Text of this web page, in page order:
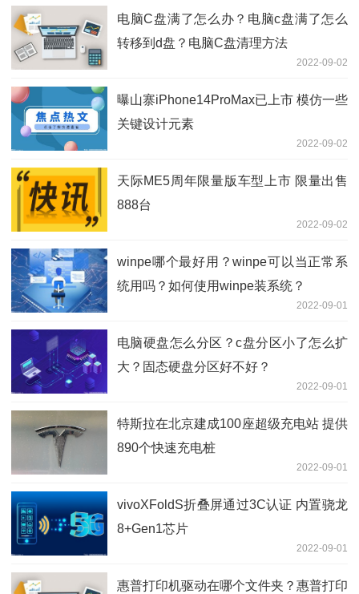
电脑C盘满了怎么办？电脑c盘满了怎么
转移到d盘？电脑C盘清理方法
2022-09-02
曝山寨iPhone14ProMax已上市 模仿一些
关键设计元素
2022-09-02
天际ME5周年限量版车型上市 限量出售
888台
2022-09-02
winpe哪个最好用？winpe可以当正常系
统用吗？如何使用winpe装系统？
2022-09-01
电脑硬盘怎么分区？c盘分区小了怎么扩
大？固态硬盘分区好不好？
2022-09-01
特斯拉在北京建成100座超级充电站 提供
890个快速充电桩
2022-09-01
vivoXFoldS折叠屏通过3C认证 内置骁龙
8+Gen1芯片
2022-09-01
惠普打印机驱动在哪个文件夹？惠普打印